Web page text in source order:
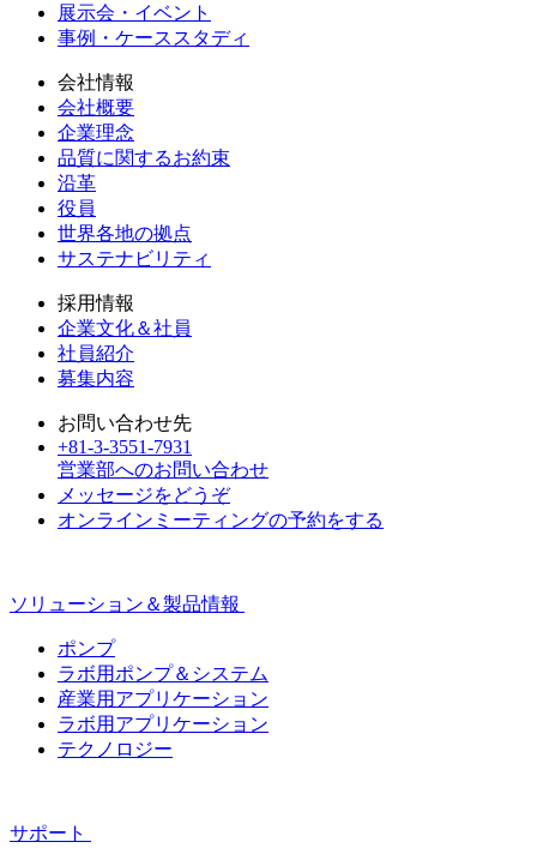
展示会・イベント
事例・ケーススタディ
会社情報
会社概要
企業理念
品質に関するお約束
沿革
役員
世界各地の拠点
サステナビリティ
採用情報
企業文化＆社員
社員紹介
募集内容
お問い合わせ先
+81-3-3551-7931
営業部へのお問い合わせ
メッセージをどうぞ
オンラインミーティングの予約をする
ソリューション＆製品情報
ポンプ
ラボ用ポンプ＆システム
産業用アプリケーション
ラボ用アプリケーション
テクノロジー
サポート